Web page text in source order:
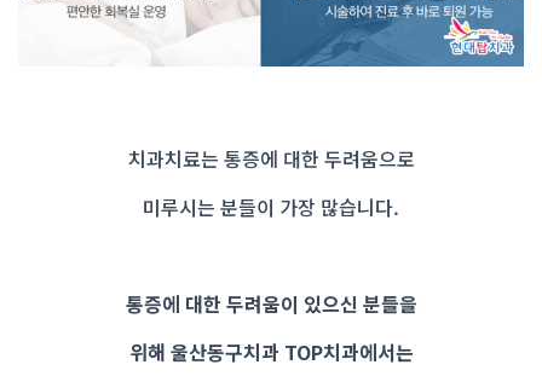
치과치료는 통증에 대한 두려움으로
미루시는 분들이 가장 많습니다.
통증에 대한 두려움이 있으신 분들을
위해 울산동구치과 TOP치과에서는